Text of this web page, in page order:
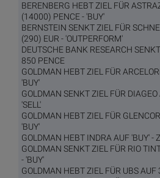
BERENBERG HEBT ZIEL FÜR
(14000) PENCE - 'BUY'
BERNSTEIN SENKT ZIEL FÜR
(290) EUR - 'OUTPERFORM'
DEUTSCHE BANK RESEARCH
850 PENCE
GOLDMAN HEBT ZIEL FÜR
'BUY'
GOLDMAN SENKT ZIEL FÜR
'SELL'
GOLDMAN HEBT ZIEL FÜR
'BUY'
GOLDMAN HEBT INDRA AUF 'BUY' -
GOLDMAN SENKT ZIEL FÜR RIO
- 'BUY'
GOLDMAN HEBT ZIEL FÜR UBS